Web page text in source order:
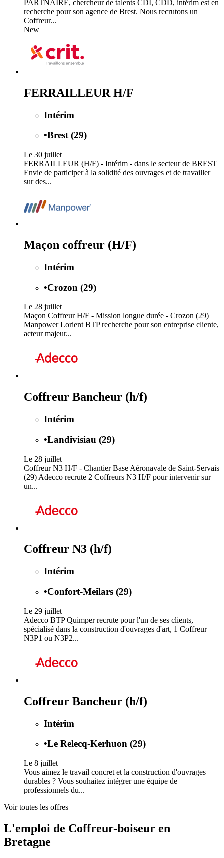
PARTNAIRE, chercheur de talents CDI, CDD, intérim est en
recherche pour son agence de Brest. Nous recrutons un
Coffreur...
New
FERRAILLEUR H/F
Intérim
•Brest (29)
Le 30 juillet
FERRAILLEUR (H/F) - Intérim - dans le secteur de BREST
Envie de participer à la solidité des ouvrages et de travailler
sur des...
Maçon coffreur (H/F)
Intérim
•Crozon (29)
Le 28 juillet
Maçon Coffreur H/F - Mission longue durée - Crozon (29)
Manpower Lorient BTP recherche pour son entreprise cliente,
acteur majeur...
Coffreur Bancheur (h/f)
Intérim
•Landivisiau (29)
Le 28 juillet
Coffreur N3 H/F - Chantier Base Aéronavale de Saint-Servais
(29) Adecco recrute 2 Coffreurs N3 H/F pour intervenir sur
un...
Coffreur N3 (h/f)
Intérim
•Confort-Meilars (29)
Le 29 juillet
Adecco BTP Quimper recrute pour l'un de ses clients,
spécialisé dans la construction d'ouvrages d'art, 1 Coffreur
N3P1 ou N3P2...
Coffreur Bancheur (h/f)
Intérim
•Le Relecq-Kerhuon (29)
Le 8 juillet
Vous aimez le travail concret et la construction d'ouvrages
durables ? Vous souhaitez intégrer une équipe de
professionnels du...
Voir toutes les offres
L'emploi de Coffreur-boiseur en
Bretagne